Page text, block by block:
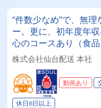
“件数少なめ”で、無
ー。更に、初年度年
心のコースあり（食
株式会社仙台配送 本社
動画あり
休日6日以上